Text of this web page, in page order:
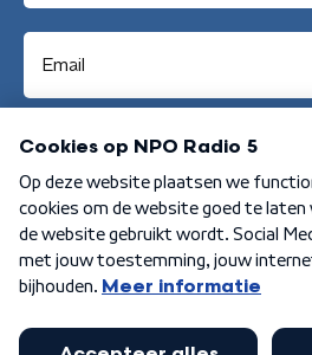
Aanmelden
Algemene voorwaarden